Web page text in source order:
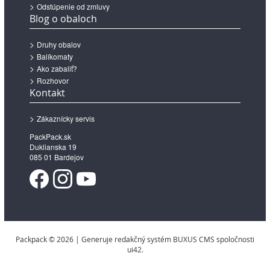
Odstúpenie od zmluvy
Blog o obaloch
Druhy obalov
Balíkomaty
Ako zabaliť?
Rozhovor
Kontakt
Zákaznícky servis
PackPack.sk
Duklianska 19
085 01 Bardejov
Packpack © 2026 | Generuje redakčný systém BUXUS CMS spoločnosti
ui42.